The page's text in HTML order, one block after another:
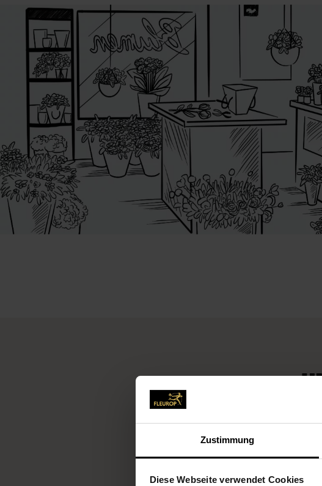
Zustimmung
Diese Webseite verwendet Cookies
Fleurop-Service